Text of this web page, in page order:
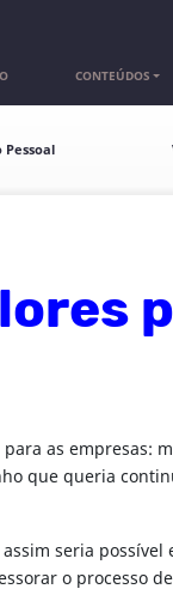
CONTEÚDOS
Pessoal
as empresas:
que queria
seria
o processo